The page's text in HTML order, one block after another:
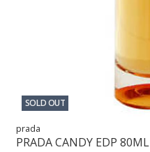
SOLD OUT
prada
PRADA CANDY EDP 80ML